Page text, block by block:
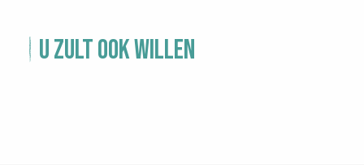
U zult ook willen